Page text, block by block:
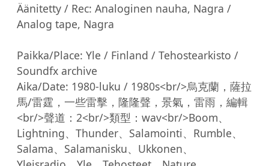
Äänitetty / Rec: Analoginen nauha, Nagra /
Analog tape, Nagra
Paikka/Place: Yle / Finland / Tehostearkisto /
Soundfx archive
Aika/Date: 1980-luku / 1980s<br/>烏克蘭，薩拉
馬/雷霆，一些雷擊，隆隆聲，景氣，雷雨，編輯
<br/>聲道：2<br/>類型：wav<br/>Boom、
Lightning、Thunder、Salamointi、Rumble、
Salama、Salamanisku、Ukkonen、